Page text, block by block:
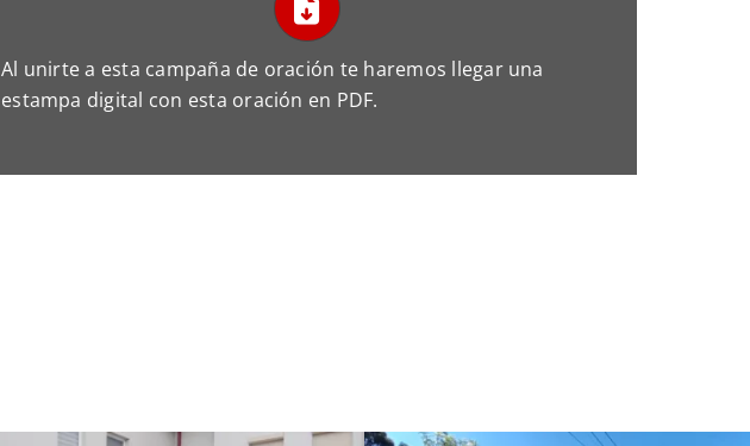
Al unirte a esta campaña de oración te haremos llegar una
estampa digital con esta oración en PDF.